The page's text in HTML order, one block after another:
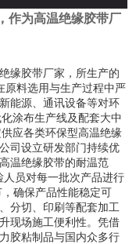
作为高温绝缘胶带厂
缘胶带厂家，所生产的
原料选用与生产过程中严
能源、通讯设备等对环
涂布生产线及配套大中
应各类环保型高温绝缘
司设立研发部门持续优
温绝缘胶带的耐温范
员对每一批次产品进行
确保产品性能稳定可
分切、印刷等配套加工
现场施工便利性。凭借
胶粘制品与国内众多行